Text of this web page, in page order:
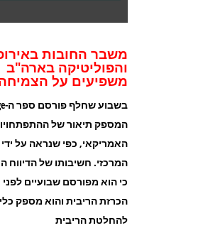
משבר החובות
והפוליטיקה בארה"ב
משפיעים על
בשבוע שחלף פורסם ספר ה-Beige
המספק תיאור של
האמריקאי, כפי שנראה על
המרכזי. חשיבותו של הדיווח
כי הוא מפורסם שבועיים
הכרזת הריבית והוא מספק
להחלטת הריבית